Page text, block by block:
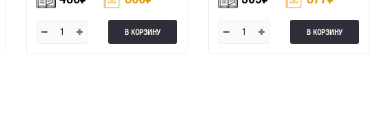
В КОРЗИНУ В КОРЗИНУ